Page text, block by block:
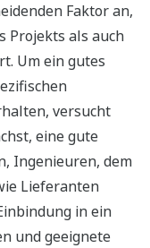
Faktor an,
Projekts als auch
Um ein gutes
versucht
eine gute
Ingenieuren, dem
Lieferanten
in ein
und geeignete